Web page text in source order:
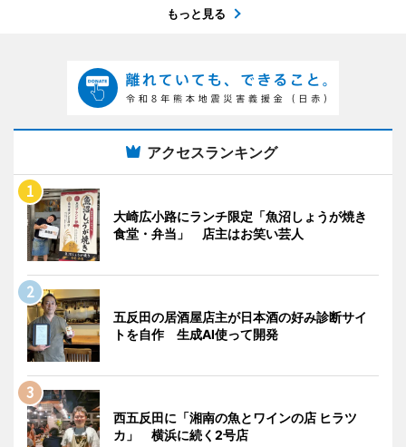
もっと見る
アクセスランキング
大崎広小路にランチ限定「魚沼しょうが焼き
食堂・弁当」 店主はお笑い芸人
五反田の居酒屋店主が日本酒の好み診断サイ
トを自作 生成AI使って開発
西五反田に「湘南の魚とワインの店 ヒラツ
カ」 横浜に続く2号店